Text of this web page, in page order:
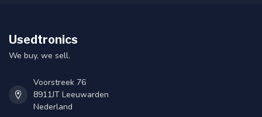
Usedtronics
We buy, we sell.
Voorstreek 76
8911JT Leeuwarden
Nederland